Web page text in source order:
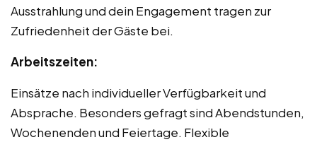
Ausstrahlung und dein Engagement tragen zur
Zufriedenheit der Gäste bei.
Arbeitszeiten:
Einsätze nach individueller Verfügbarkeit und
Absprache. Besonders gefragt sind Abendstunden,
Wochenenden und Feiertage. Flexible